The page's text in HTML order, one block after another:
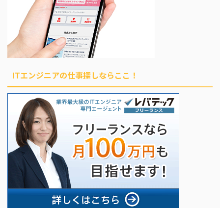
ITエンジニアの仕事探しならここ！